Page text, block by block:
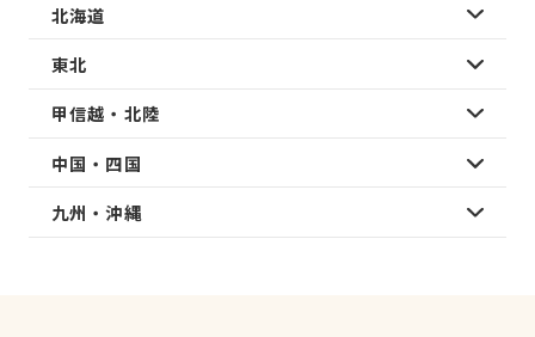
北海道
東北
甲信越・北陸
中国・四国
九州・沖縄